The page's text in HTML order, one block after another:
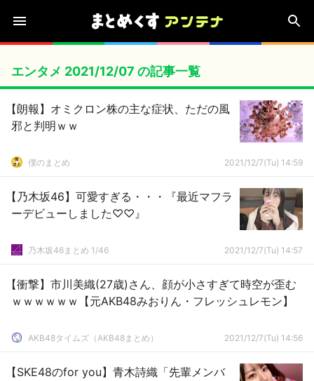
エンタメ 2021/12/07 の記事一覧
【朗報】オミクロン株の主な症状、ただの風
邪と判明ｗｗ
僕のまとめ 2021/12/7(Tu) 14:59
【乃木坂46】可愛すぎる・・・『最近マフラ
ーデビューしました♡♡』
乃木坂46まとめ 1/46 2021/12/7(Tu) 14:57
【衝撃】市川美織(27歳)さん、顔が小さすぎて時空が歪む
ｗｗｗｗｗｗ【元AKB48みおりん・フレッシュレモン】
AKB48タイムズ（AKB48まとめ） 2021/12/7(Tu) 14:56
【SKE48のfor you】青木詩織「先輩メンバ